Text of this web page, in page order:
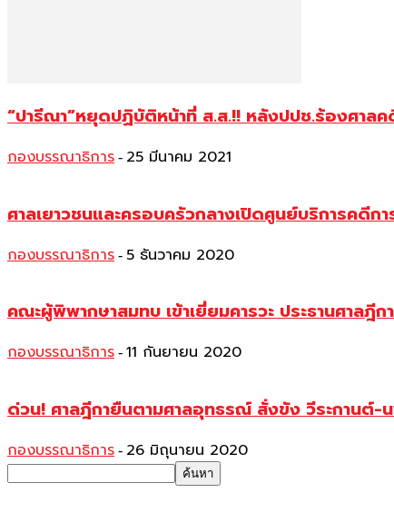
“ปารีณา”หยุดปฏิบัติหน้าที่ ส.ส.!! หลังปปช.ร้องศาล
กองบรรณาธิการ - 25 มีนาคม 2021
ศาลเยาวชนและครอบครัวกลางเปิดศูนย์บริการคดีก
กองบรรณาธิการ - 5 ธันวาคม 2020
คณะผู้พิพากษาสมทบ เข้าเยี่ยมคารวะ ประธานศาลฎีกา
กองบรรณาธิการ - 11 กันยายน 2020
ด่วน! ศาลฎีกายืนตามศาลอุทธรณ์ สั่งขัง วีระกานต์
กองบรรณาธิการ - 26 มิถุนายน 2020